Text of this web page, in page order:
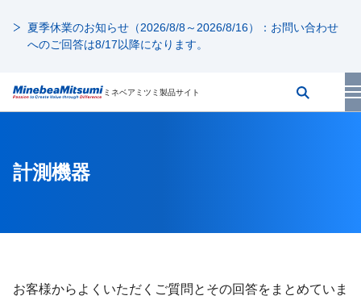
夏季休業のお知らせ（2026/8/8～2026/8/16）：お問い合わせ
へのご回答は8/17以降になります。
ミネベアミツミ製品サイト
計測機器
お客様からよくいただくご質問とその回答をまとめていま